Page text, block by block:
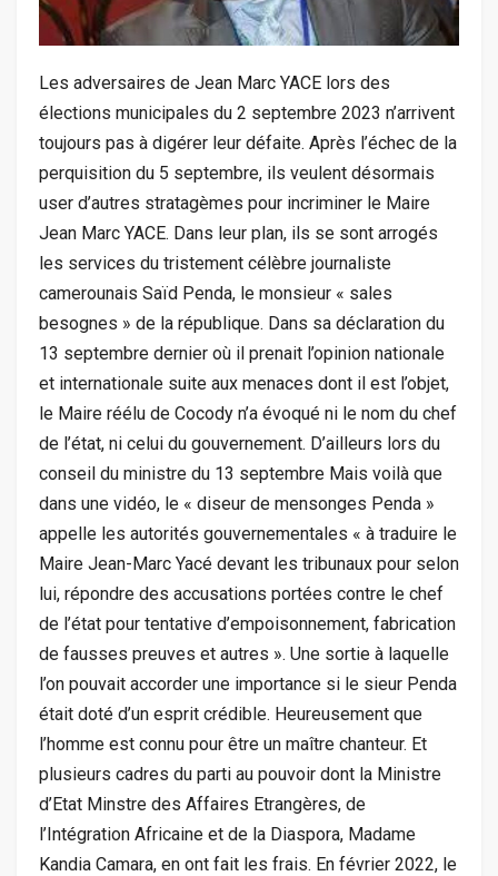
Les adversaires de Jean Marc YACE lors des
élections municipales du 2 septembre 2023 n’arrivent
toujours pas à digérer leur défaite. Après l’échec de la
perquisition du 5 septembre, ils veulent désormais
user d’autres stratagèmes pour incriminer le Maire
Jean Marc YACE. Dans leur plan, ils se sont arrogés
les services du tristement célèbre journaliste
camerounais Saïd Penda, le monsieur « sales
besognes » de la république. Dans sa déclaration du
13 septembre dernier où il prenait l’opinion nationale
et internationale suite aux menaces dont il est l’objet,
le Maire réélu de Cocody n’a évoqué ni le nom du chef
de l’état, ni celui du gouvernement. D’ailleurs lors du
conseil du ministre du 13 septembre Mais voilà que
dans une vidéo, le « diseur de mensonges Penda »
appelle les autorités gouvernementales « à traduire le
Maire Jean-Marc Yacé devant les tribunaux pour selon
lui, répondre des accusations portées contre le chef
de l’état pour tentative d’empoisonnement, fabrication
de fausses preuves et autres ». Une sortie à laquelle
l’on pouvait accorder une importance si le sieur Penda
était doté d’un esprit crédible. Heureusement que
l’homme est connu pour être un maître chanteur. Et
plusieurs cadres du parti au pouvoir dont la Ministre
d’Etat Minstre des Affaires Etrangères, de
l’Intégration Africaine et de la Diaspora, Madame
Kandia Camara, en ont fait les frais. En février 2022, le